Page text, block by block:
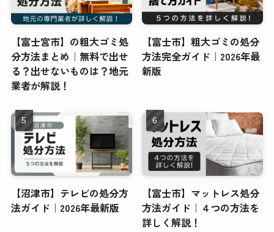
【富士宮市】の粗大ゴミ処
分方法まとめ｜無料で出せ
る？出せないものは？地元
業者が解説！
【富士市】粗大ゴミの処分
方法完全ガイド｜2026年最
新版
【沼津市】テレビの処分方
法ガイド｜2026年最新版
【富士市】マットレス処分
方法ガイド｜４つの方法を
詳しく解説！